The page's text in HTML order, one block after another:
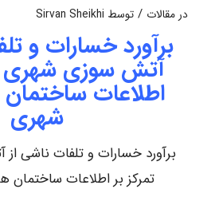
در مقالات / توسط Sirvan Sheikhi
برآورد خسارات و
آتش سوزی شهری
اطلاعات
شهری
برآورد خسارات و تلفات ناشی
تمرکز بر اطلاعات